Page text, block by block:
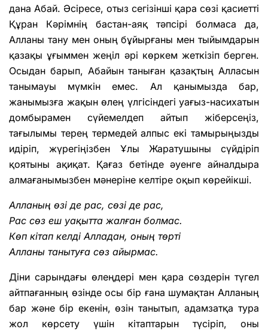
дана Абай. Әсіресе, отыз сегізінші қара сөзі қасиетті
Құран Кәрімнің бастан-аяқ тәпсірі болмаса да,
Алланы тану мен оның бұйырғаны мен тыйымдарын
қазақы ұғыммен жеңіл әрі көркем жеткізіп берген.
Осыдан барып, Абайын таныған қазақтың Алласын
танымауы мүмкін емес. Ал қанымызда бар,
жанымызға жақын өлең үлгісіндегі уағыз-насихатын
домбырамен сүйемелдеп айтып жіберсеңіз,
тағылымы терең термедей алпыс екі тамырыңызды
идіріп, жүрегіңізбен Ұлы Жаратушыны сүйдіріп
қоятыны ақиқат. Қағаз бетінде әуенге айналдыра
алмағанымызбен мәнеріне келтіре оқып көрейікші.
Алланың өзі де рас, сөзі де рас,
Рас сөз еш уақытта жалған болмас.
Көп кітап келді Алладан, оның төрті
Алланы танытуға сөз айырмас.
Діни сарындағы өлеңдері мен қара сөздерін түгел
айтпағанның өзінде осы бір ғана шумақтан Алланың
бар және бір екенін, өзін танытып, адамзатқа тура
жол көрсету үшін кітаптарын түсіріп, оны